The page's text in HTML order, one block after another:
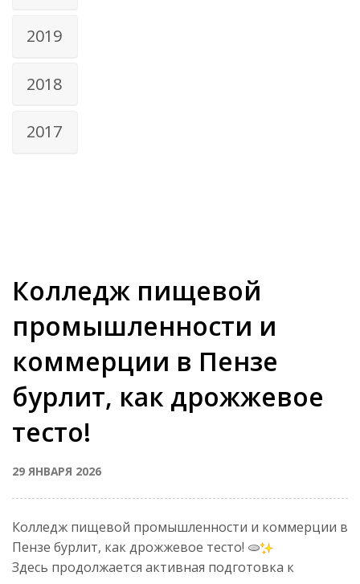
2019
2018
2017
Колледж пищевой
промышленности и
коммерции в Пензе
бурлит, как дрожжевое
тесто!
29 ЯНВАРЯ 2026
Колледж пищевой промышленности и коммерции в
Пензе бурлит, как дрожжевое тесто! 🫓
Здесь продолжается активная подготовка к